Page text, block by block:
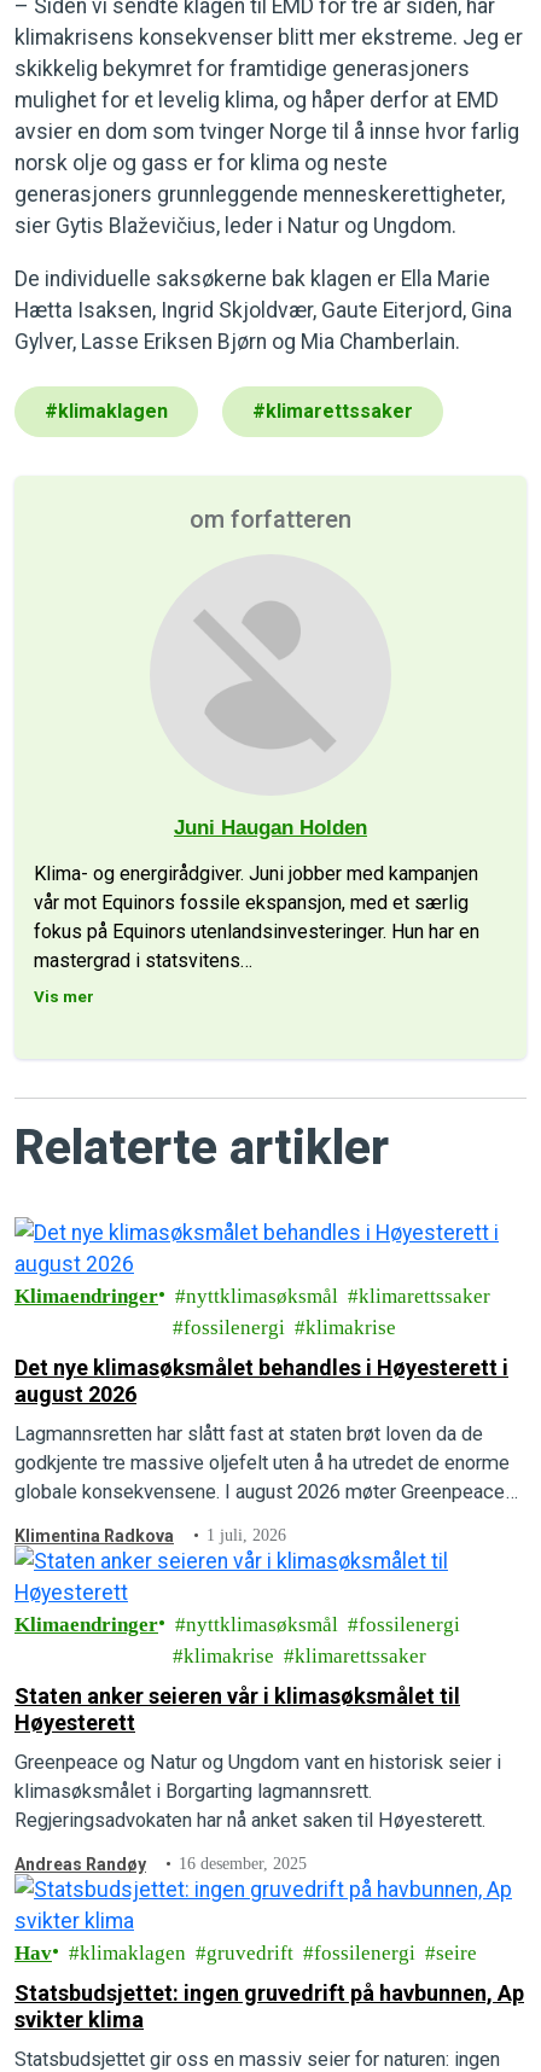
– Siden vi sendte klagen til EMD for tre år siden, har
klimakrisens konsekvenser blitt mer ekstreme. Jeg er
skikkelig bekymret for framtidige generasjoners
mulighet for et levelig klima, og håper derfor at EMD
avsier en dom som tvinger Norge til å innse hvor farlig
norsk olje og gass er for klima og neste
generasjoners grunnleggende menneskerettigheter,
sier Gytis Blaževičius, leder i Natur og Ungdom.
De individuelle saksøkerne bak klagen er Ella Marie
Hætta Isaksen, Ingrid Skjoldvær, Gaute Eiterjord, Gina
Gylver, Lasse Eriksen Bjørn og Mia Chamberlain.
#klimaklagen #klimarettssaker
om forfatteren
Juni Haugan Holden
Klima- og energirådgiver. Juni jobber med kampanjen
vår mot Equinors fossile ekspansjon, med et særlig
fokus på Equinors utenlandsinvesteringer. Hun har en
mastergrad i statsvitens…
Vis mer
Relaterte artikler
Klimaendringer nyttklimasøksmål
klimarettssaker
fossilenergi
klimakrise
Det nye klimasøksmålet behandles i Høyesterett i
august 2026
Lagmannsretten har slått fast at staten brøt loven da de
godkjente tre massive oljefelt uten å ha utredet de enorme
globale konsekvensene. I august 2026 møter Greenpeace
Klimentina Radkova 1 juli, 2026
Klimaendringer nyttklimasøksmål
fossilenergi
klimakrise
klimarettssaker
Staten anker seieren vår i klimasøksmålet til
Høyesterett
Greenpeace og Natur og Ungdom vant en historisk seier i
klimasøksmålet i Borgarting lagmannsrett.
Regjeringsadvokaten har nå anket saken til Høyesterett.
Andreas Randøy 16 desember, 2025
Hav klimaklagen gruvedrift fossilenergi seire
Statsbudsjettet: ingen gruvedrift på havbunnen, Ap
svikter klima
Statsbudsjettet gir oss en massiv seier for naturen: ingen